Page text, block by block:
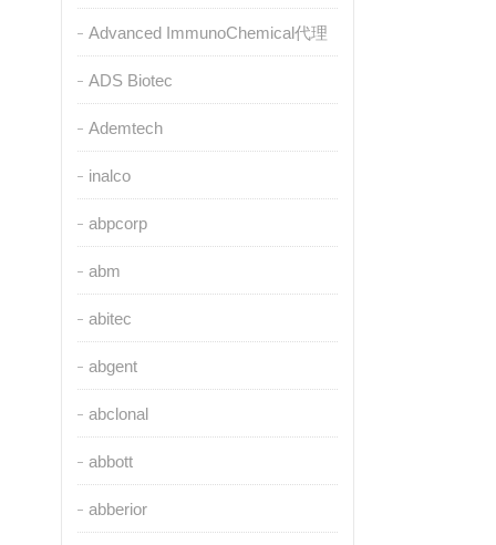
Advanced ImmunoChemical代理
ADS Biotec
Ademtech
inalco
abpcorp
abm
abitec
abgent
abclonal
abbott
abberior